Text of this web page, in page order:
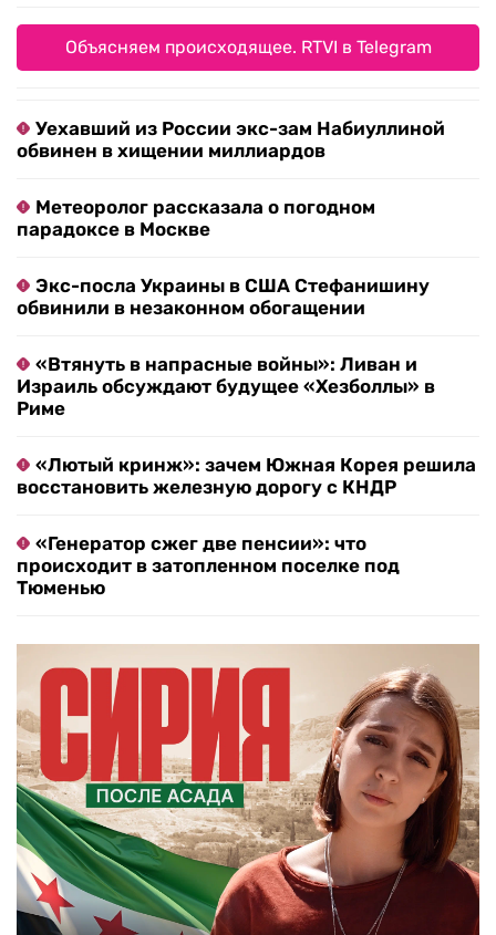
Объясняем происходящее. RTVI в Telegram
Уехавший из России экс-зам Набиуллиной
обвинен в хищении миллиардов
Метеоролог рассказала о погодном
парадоксе в Москве
Экс-посла Украины в США Стефанишину
обвинили в незаконном обогащении
«Втянуть в напрасные войны»: Ливан и
Израиль обсуждают будущее «Хезболлы» в
Риме
«Лютый кринж»: зачем Южная Корея решила
восстановить железную дорогу с КНДР
«Генератор сжег две пенсии»: что
происходит в затопленном поселке под
Тюменью